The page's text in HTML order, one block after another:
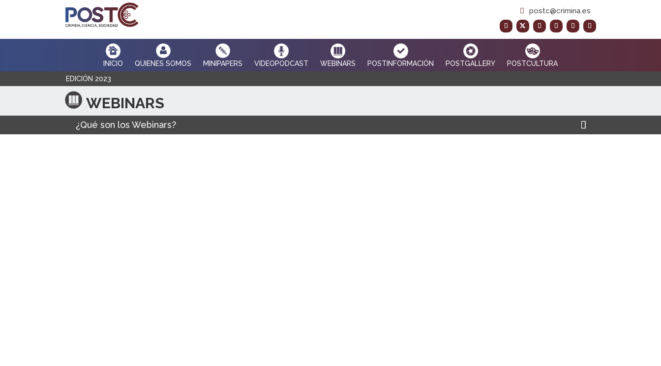
postc@crimina.es
INICIO QUIENES SOMOS MINIPAPERS VIDEOPODCAST WEBINARS POSTINFORMACIÓN POSTGALLERY
POSTCULTURA
EDICIÓN 2023
WEBINARS
¿Qué son los Webinars?